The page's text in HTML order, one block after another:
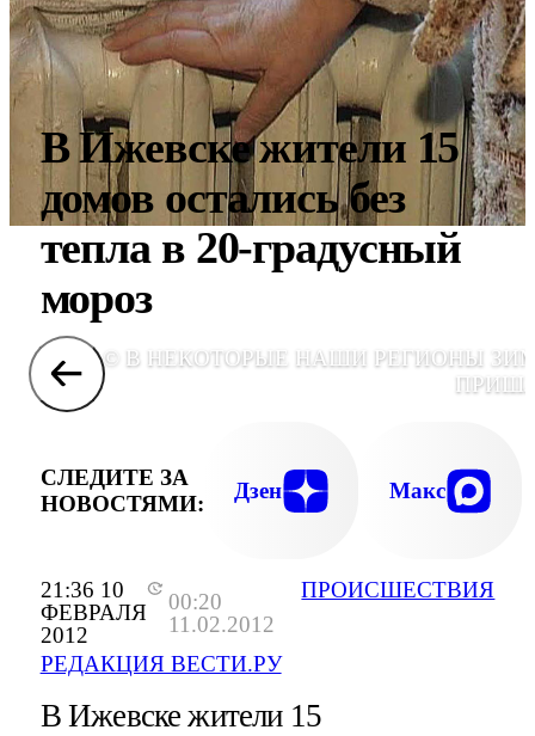
21:36 10
ФЕВРАЛЯ
2012
00:20
11.02.2012
РЕДАКЦИЯ ВЕСТИ.РУ
ПРОИСШЕСТВИЯ
В Ижевске жители 15
домов остались без
тепла в 20-градусный
мороз
© В НЕКОТОРЫЕ НАШИ РЕГИОНЫ
СЛЕДИТЕ ЗА
НОВОСТЯМИ:
Дзен Макс
В Ижевске жители 15